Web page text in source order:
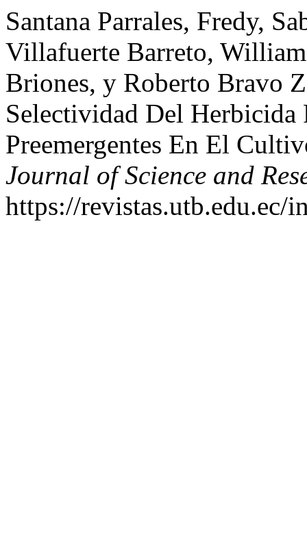
Santana Parrales, Fredy,
Villafuerte Barreto,
Briones, y Roberto Bravo
Selectividad Del Herbicida
Preemergentes En El
Journal of Science and
https://revistas.utb.edu.ec/